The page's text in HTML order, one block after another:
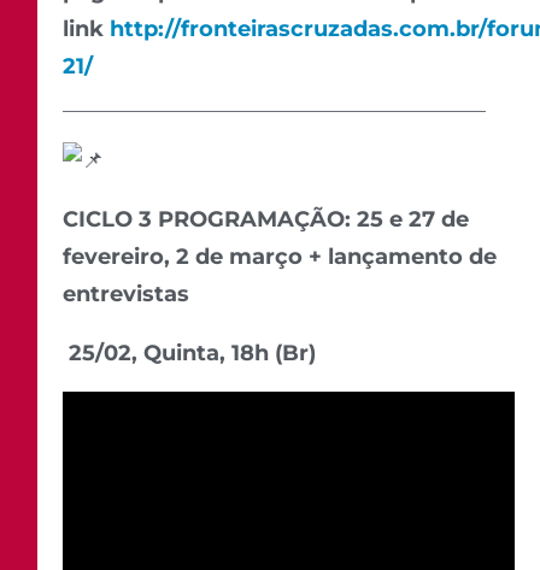
link http://fronteirascruzadas.com.br/
21/
CICLO 3 PROGRAMAÇÃO: 25 e 27 de
fevereiro, 2 de março + lançamento de
entrevistas
25/02, Quinta, 18h (Br)